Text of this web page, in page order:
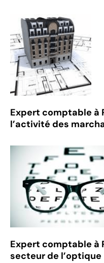
Expert comptable à
l’activité des
Expert comptable à
secteur de l’optique